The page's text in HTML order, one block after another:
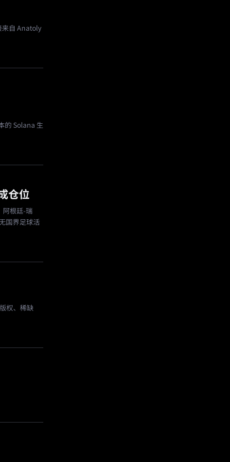
来自 Anatoly
的 Solana 生
仓位
阿根廷-瑞
国界足球活
权、稀缺